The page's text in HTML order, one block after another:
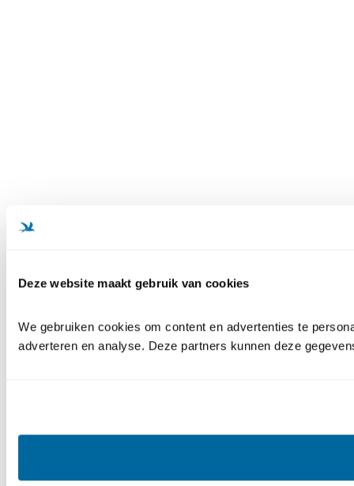
Deze website maakt gebruik van cookies
We gebruiken cookies om content en advertenties te
adverteren en analyse. Deze partners kunnen deze